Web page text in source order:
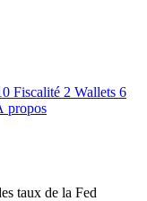
Fiscalité 2 Wallets 6
propos
taux de la Fed